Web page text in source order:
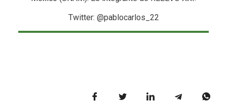
Twitter: @‌pablocarlos_22